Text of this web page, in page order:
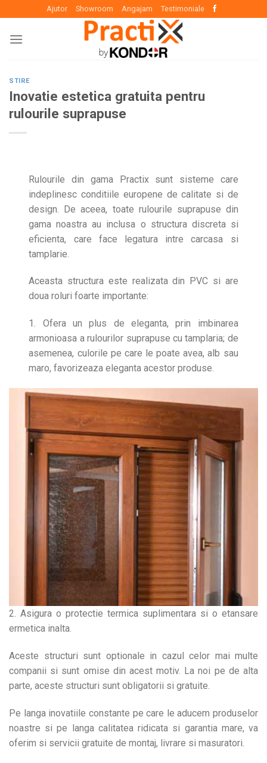
content
Ajutor Showroom Angajam Testimoniale
STIRE
Inovatie estetica gratuita pentru
rulourile suprapuse
Rulourile din gama Practix sunt sisteme care
indeplinesc conditiile europene de calitate si de
design. De aceea, toate rulourile suprapuse din
gama noastra au inclusa o structura discreta si
eficienta, care face legatura intre carcasa si
tamplarie.
Aceasta structura este realizata din PVC si are
doua roluri foarte importante:
1. Ofera un plus de eleganta, prin imbinarea
armonioasa a rulourilor suprapuse cu tamplaria; de
asemenea, culorile pe care le poate avea, alb sau
maro, favorizeaza eleganta acestor produse.
2. Asigura o protectie termica suplimentara si o etansare
ermetica inalta.
Aceste structuri sunt optionale in cazul celor mai multe
companii si sunt omise din acest motiv. La noi pe de alta
parte, aceste structuri sunt obligatorii si gratuite.
Pe langa inovatiile constante pe care le aducem produselor
noastre si pe langa calitatea ridicata si garantia mare, va
oferim si servicii gratuite de montaj, livrare si masuratori.